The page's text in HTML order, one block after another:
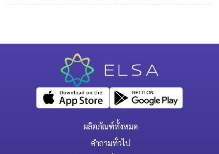
ผลิตภัณฑ์ทั้งหมด
คำถามทั่วไป